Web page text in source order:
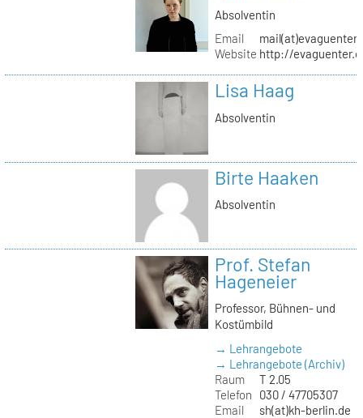
Absolventin
Email
Website http://
Lisa Haag
Absolventin
Birte Haaken
Absolventin
Prof. Stefan
Hageneier
Professor, Bühnen- und
Kostümbild
→ Lehrangebote
→ Lehrangebote (Archiv)
Raum
T 2.05
Telefon
030 / 47705307
Email
sh(at)kh-berlin.de